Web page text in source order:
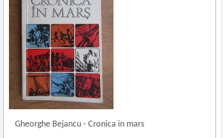
Gheorghe Bejancu- Cronica in mars